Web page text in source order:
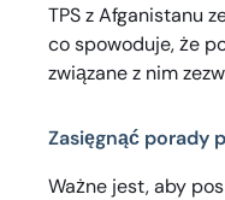
TPS z Afganistanu
co spowoduje, że
związane z nim
Zasięgnąć porady
Ważne jest, aby